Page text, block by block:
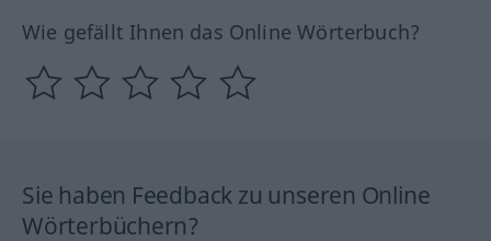
Wie gefällt Ihnen das Online Wörterbuch?
Sie haben Feedback zu unseren Online
Wörterbüchern?